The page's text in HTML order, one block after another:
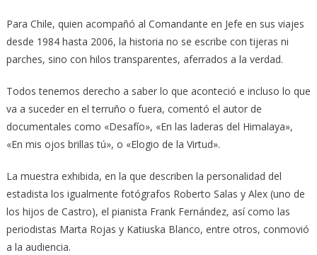
Para Chile, quien acompañó al Comandante en Jefe en sus viajes
desde 1984 hasta 2006, la historia no se escribe con tijeras ni
parches, sino con hilos transparentes, aferrados a la verdad.
Todos tenemos derecho a saber lo que aconteció e incluso lo que
va a suceder en el terruño o fuera, comentó el autor de
documentales como «Desafío», «En las laderas del Himalaya»,
«En mis ojos brillas tú», o «Elogio de la Virtud».
La muestra exhibida, en la que describen la personalidad del
estadista los igualmente fotógrafos Roberto Salas y Alex (uno de
los hijos de Castro), el pianista Frank Fernández, así como las
periodistas Marta Rojas y Katiuska Blanco, entre otros, conmovió
a la audiencia.